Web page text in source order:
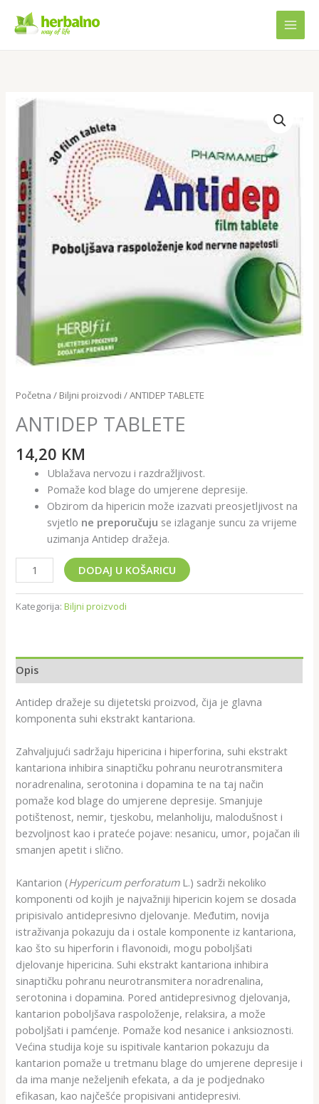
Početna / Biljni proizvodi / ANTIDEP TABLETE
ANTIDEP TABLETE
14,20 KM
Ublažava nervozu i razdražljivost.
Pomaže kod blage do umjerene depresije.
Obzirom da hipericin može izazvati preosjetljivost na
svjetlo ne preporučuju se izlaganje suncu za vrijeme
uzimanja Antidep dražeja.
ANTIDEP
DODAJ U KOŠARICU
Kategorija:Biljni proizvodi
Opis
Antidep dražeje su dijetetski proizvod, čija je glavna
komponenta suhi ekstrakt kantariona.
Zahvaljujući sadržaju hipericina i hiperforina, suhi ekstrakt
kantariona inhibira sinaptičku pohranu neurotransmitera
noradrenalina, serotonina i dopamina te na taj način
pomaže kod blage do umjerene depresije. Smanjuje
potištenost, nemir, tjeskobu, melanholiju, malodušnost i
bezvoljnost kao i prateće pojave: nesanicu, umor, pojačan ili
smanjen apetit i slično.
Kantarion (Hypericum perforatumL.) sadrži nekoliko
komponenti od kojih je najvažniji hipericin kojem se dosada
pripisivalo antidepresivno djelovanje. Međutim, novija
istraživanja pokazuju da i ostale komponente iz kantariona,
kao što su hiperforin i flavonoidi, mogu poboljšati
djelovanje hipericina. Suhi ekstrakt kantariona inhibira
sinaptičku pohranu neurotransmitera noradrenalina,
serotonina i dopamina. Pored antidepresivnog djelovanja,
kantarion poboljšava raspoloženje, relaksira, a može
poboljšati i pamćenje. Pomaže kod nesanice i anksioznosti.
Većina studija koje su ispitivale kantarion pokazuju da
kantarion pomaže u tretmanu blage do umjerene depresije i
da ima manje neželjenih efekata, a da je podjednako
efikasan, kao najčešće propisivani antidepresivi.